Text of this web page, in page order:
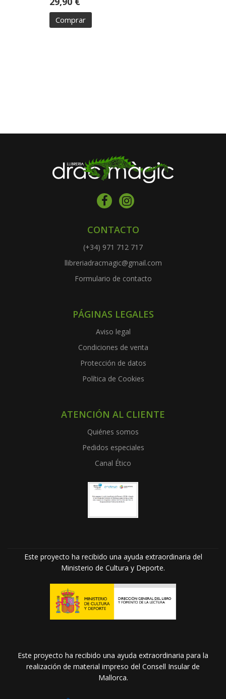
Comprar
CONTACTO
(+34) 971 712 717
llibreriadracmagic@gmail.com
Formulario de contacto
PÁGINAS LEGALES
Aviso legal
Condiciones de venta
Protección de datos
Política de Cookies
ATENCIÓN AL CLIENTE
Quiénes somos
Pedidos especiales
Canal Ético
Este proyecto ha recibido una ayuda extraordinaria del
Ministerio de Cultura y Deporte.
Este proyecto ha recibido una ayuda extraordinaria para la
realización de material impreso del Consell Insular de
Mallorca.